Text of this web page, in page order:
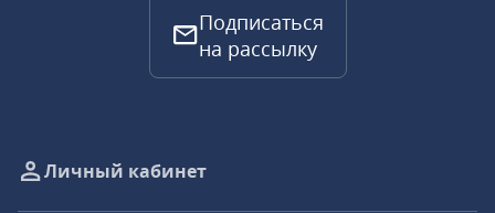
Подписаться
на рассылку
Личный кабинет